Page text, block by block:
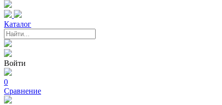
Каталог
Войти
0
Сравнение